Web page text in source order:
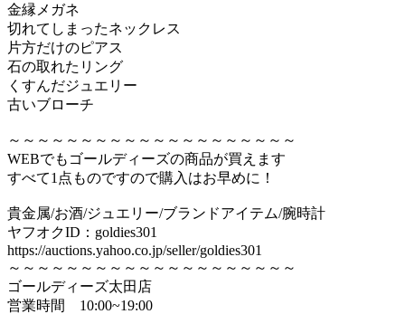
金縁メガネ
切れてしまったネックレス
片方だけのピアス
石の取れたリング
くすんだジュエリー
古いブローチ
～～～～～～～～～～～～～～～～～～～～
WEBでもゴールディーズの商品が買えます
すべて1点ものですので購入はお早めに！
貴金属/お酒/ジュエリー/ブランドアイテム/腕時計
ヤフオクID：goldies301
https://auctions.yahoo.co.jp/seller/goldies301
～～～～～～～～～～～～～～～～～～～～
ゴールディーズ太田店
営業時間 10:00~19:00